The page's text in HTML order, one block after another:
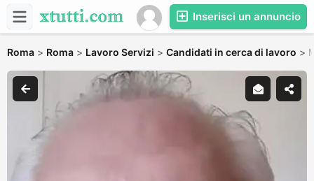
Inserisci un annuncio
Roma > Roma > Lavoro Servizi > Candidati in cerca di lavoro >